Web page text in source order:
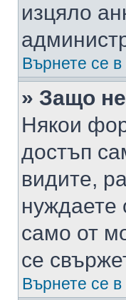
изцяло
Върнете се в
» Защо
Някои
достъп
видите,
нуждаете
само от
се
Върнете се в